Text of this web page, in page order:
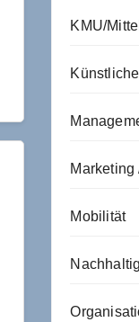
KMU/
Marketing
Mobilität